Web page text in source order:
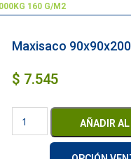
160 G/M2
Maxisaco
$ 7.545
AÑADIR